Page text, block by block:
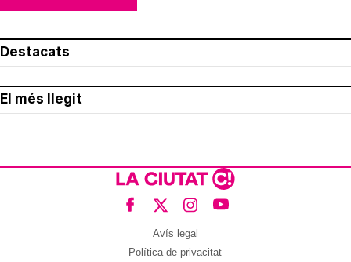
Destacats
El més llegit
Avís legal
Política de privacitat